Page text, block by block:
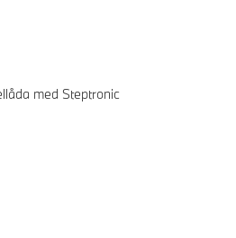
med Steptronic